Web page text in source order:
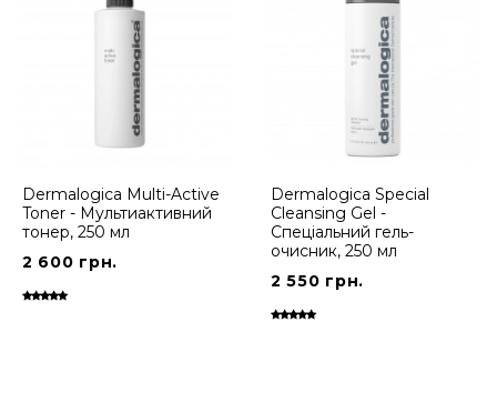
Dermalogica Multi-Active
Toner - Мультиактивний
тонер, 250 мл
2 600 грн.
Dermalogica Special
Cleansing Gel -
Спеціальний гель-
очисник, 250 мл
2 550 грн.